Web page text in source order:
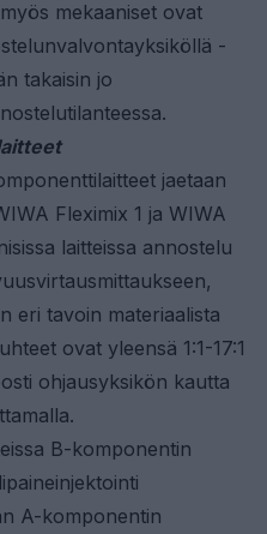
mekaaniset ovat
-
takaisin jo
jaetaan
Fleximix 1 ja WIWA
laitteissa annostelu
eri tavoin materiaalista
ovat yleensä 1:1-17:1
ohjausyksikön kautta
B-komponentin
A-komponentin